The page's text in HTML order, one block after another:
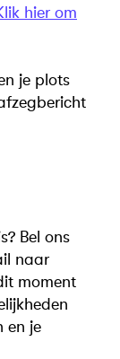
hier om
je plots
Bel ons
naar
moment
en je